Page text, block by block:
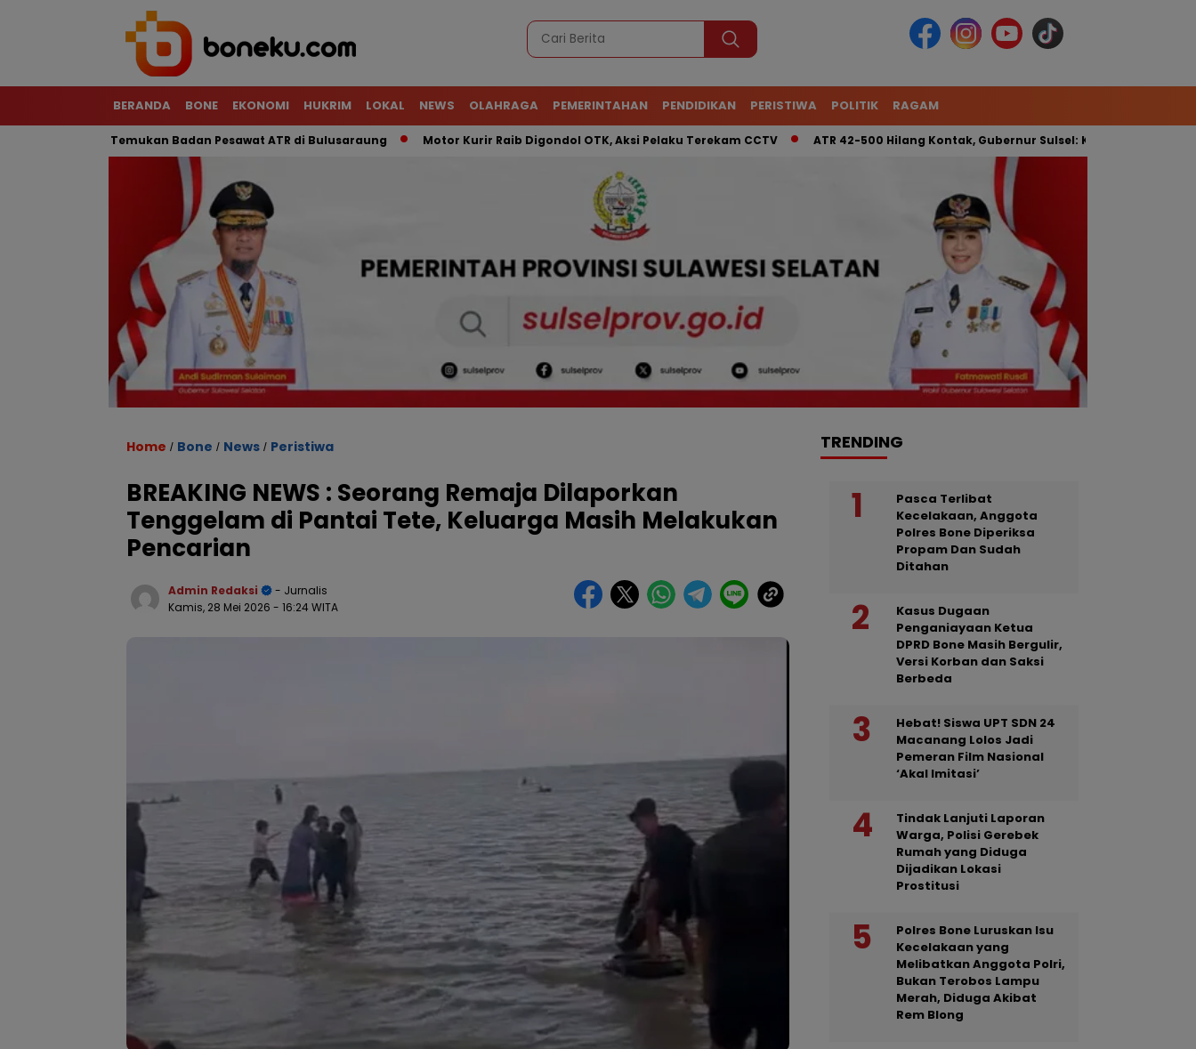
BERANDA BONE EKONOMI HUKRIM LOKAL NEWS OLAHRAGA PEMERINTAHAN PENDIDIKAN PERISTIWA POLITIK RAGAM
Tim SAR Temukan Badan Pesawat ATR di Bulusaraung Motor Kurir Raib Digondol OTK, Aksi Pelaku Terekam CCTV ATR 42-500 Hilang Kontak, Gubernur Sulsel: Kita Kerahkan Tim
Home / Bone / News / Peristiwa
BREAKING NEWS : Seorang Remaja Dilaporkan
Tenggelam di Pantai Tete, Keluarga Masih Melakukan
Pencarian
Admin Redaksi
- Jurnalis
Kamis, 28 Mei 2026 - 16:24 WITA
TRENDING
Pasca Terlibat
Kecelakaan, Anggota
Polres Bone Diperiksa
Propam Dan Sudah
Ditahan
Kasus Dugaan
Penganiayaan Ketua
DPRD Bone Masih Bergulir,
Versi Korban dan Saksi
Berbeda
Hebat! Siswa UPT SDN 24
Macanang Lolos Jadi
Pemeran Film Nasional
‘Akal Imitasi’
Tindak Lanjuti Laporan
Warga, Polisi Gerebek
Rumah yang Diduga
Dijadikan Lokasi
Prostitusi
Polres Bone Luruskan Isu
Kecelakaan yang
Melibatkan Anggota Polri,
Bukan Terobos Lampu
Merah, Diduga Akibat
Rem Blong